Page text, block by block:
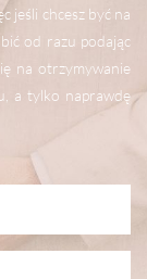
jeśli chcesz być na
od razu podając
na otrzymywanie
a tylko naprawdę